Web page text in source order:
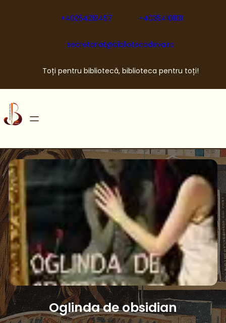
+40254216457 +40354101131
secretariat@bibliotecadeva.ro
Toți pentru bibliotecă, biblioteca pentru toți!
Oglinda de obsidian